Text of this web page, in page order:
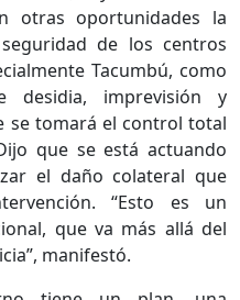
otras oportunidades la
de los centros
Tacumbú, como
desidia, imprevisión y
se tomará el control total
que se está actuando
el daño colateral que
“Esto es un
que va más allá del
manifestó.